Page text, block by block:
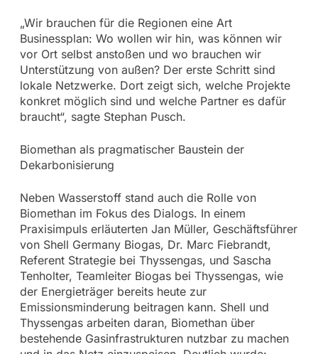
„Wir brauchen für die Regionen eine Art
Businessplan: Wo wollen wir hin, was können wir
vor Ort selbst anstoßen und wo brauchen wir
Unterstützung von außen? Der erste Schritt sind
lokale Netzwerke. Dort zeigt sich, welche Projekte
konkret möglich sind und welche Partner es dafür
braucht“, sagte Stephan Pusch.
Biomethan als pragmatischer Baustein der
Dekarbonisierung
Neben Wasserstoff stand auch die Rolle von
Biomethan im Fokus des Dialogs. In einem
Praxisimpuls erläuterten Jan Müller, Geschäftsführer
von Shell Germany Biogas, Dr. Marc Fiebrandt,
Referent Strategie bei Thyssengas, und Sascha
Tenholter, Teamleiter Biogas bei Thyssengas, wie
der Energieträger bereits heute zur
Emissionsminderung beitragen kann. Shell und
Thyssengas arbeiten daran, Biomethan über
bestehende Gasinfrastrukturen nutzbar zu machen